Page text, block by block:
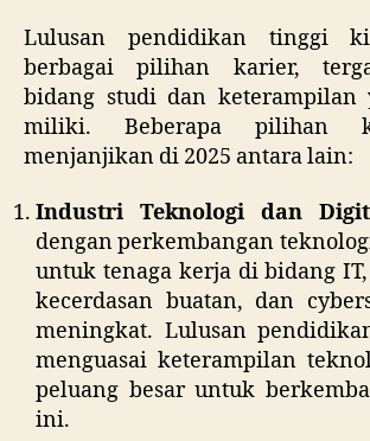
Lulusan pendidikan tinggi
berbagai pilihan karier,
bidang studi dan keterampilan
miliki. Beberapa pilihan
menjanjikan di 2025 antara lain:
Industri Teknologi dan
dengan perkembangan
untuk tenaga kerja di bidang
kecerdasan buatan, dan
meningkat. Lulusan
menguasai keterampilan
peluang besar untuk
ini.